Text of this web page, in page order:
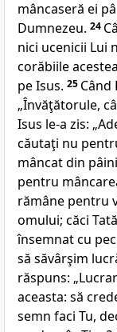
mâncaseră ei
Dumnezeu. 24
nici ucenicii Lui
corăbiile
pe Isus. 25 Când
„Învăţătorule,
Isus le-a zis:
căutaţi nu
mâncat din
pentru
rămâne pentru
omului; căci
însemnat cu
să săvârşim
răspuns:
aceasta: să
semn faci Tu,